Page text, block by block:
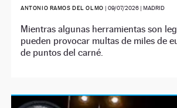
ANTONIO RAMOS DEL OLMO | 09/07/2026| MADRID
Mientras algunas herramientas son
pueden provocar multas de miles de
de puntos del carné.